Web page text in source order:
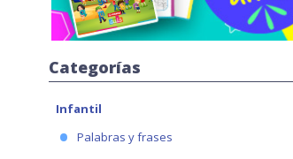
Categorías
Infantil
Palabras y frases